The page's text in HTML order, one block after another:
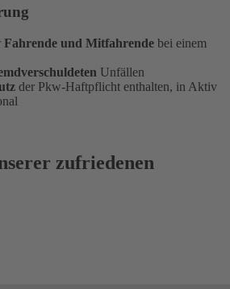
Fahrende und Mitfahrende bei einem
Unfällen
der Pkw-Haftpflicht enthalten, in Aktiv
zufriedenen